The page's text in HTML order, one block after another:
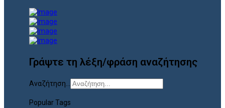
Γράψτε τη λέξη/φράση αναζήτησης
Αναζήτηση...
Popular Tags